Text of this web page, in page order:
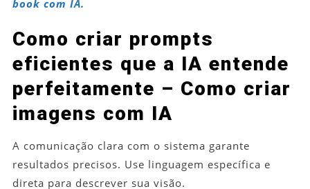
book com IA.
Como criar prompts
eficientes que a IA entende
perfeitamente – Como criar
imagens com IA
A comunicação clara com o sistema garante
resultados precisos. Use linguagem específica e
direta para descrever sua visão.